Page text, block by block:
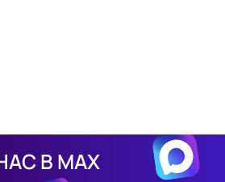
В MAX